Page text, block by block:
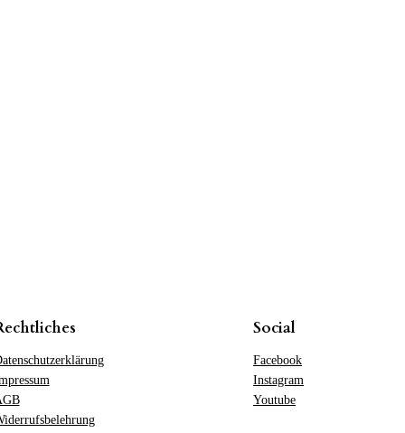
Social
Facebook
Instagram
Youtube